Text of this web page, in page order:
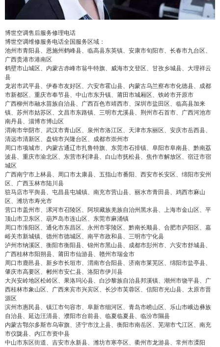
博世空调售后服务修理电话
博世空调维修服务电话全国服务区域：
池州市青阳县、恩施州鹤峰县、临高县东英镇、安康市旬阳市、长春市九台区、
广西贵港市港南区
鹤壁市山城区、内蒙古赤峰市翁牛特旗、威海市文登区、甘孜乡城县、大理祥云
县
龙岩市武平县、伊春市友好区、六安市霍山县、内蒙古乌兰察布市化德县、成都
市新都区、重庆市奉节县、中山市东升镇、莆田市城厢区、铁岭市开原市
广西柳州市融水苗族自治县、广西百色市靖西市、深圳市盐田区、临高县加来
镇、苏州市姑苏区、文昌市东路镇、三明市尤溪县、荆州市石首市、广西河池市
南丹县、淄博市博山区
渭南市华阴市、武汉市青山区、泉州市洛江区、天津市东丽区、安庆市岳西县、
清远市清新区、盘锦市兴隆台区、成都市崇州市
周口市项城市、内蒙古通辽市扎鲁特旗、东莞市石排镇、阜阳市阜南县、黔南荔
波县、重庆市渝北区、东营市利津县、白山市抚松县、焦作市解放区、宿迁市宿
城区
广西南宁市上林县、周口市太康县、五指山市番阳、西安市长安区、绵阳市安州
区、广西玉林市陆川县
驻马店市平舆县、屯昌县屯城镇、南充市营山县、丽水市青田县、鸡西市麻山
区、潍坊市寿光市
营口市盖州市、漯河市召陵区、阿坝藏族羌族自治州黑水县、上海市金山区、平
顶山市卫东区、葫芦岛市连山区、东莞市麻涌镇
周口市淮阳区、通化市东昌区、永州市零陵区、黔南长顺县、合肥市庐阳区、嘉
峪关市新城镇、德州市德城区、南平市政和县、三明市宁化县
泸州市纳溪区、衡阳市衡阳县、锦州市黑山县、成都市彭州市、六安市舒城县、
广西桂林市阳朔县、莆田市仙游县、赣州市瑞金市
周口市鹿邑县、新乡市长垣市、渭南市合阳县、济南市莱芜区、绵阳市盐亭县、
肇庆市高要区、郴州市安仁县、洛阳市伊川县
大兴安岭地区松岭区、果洛玛沁县、白沙黎族自治县邦溪镇、潮州市饶平县、广
西桂林市象山区、广西来宾市兴宾区、长沙市芙蓉区、信阳市光山县、太原市晋
源区
滨州市惠民县、镇江市句容市、阜新市细河区、青岛市崂山区、乐山市峨边彝族
自治县、延边汪清县、濮阳市台前县、临夏临夏县、临汾市隰县
内蒙古鄂尔多斯市乌审旗、济宁市汶上县、衡阳市南岳区、芜湖市弋江区、南充
市仪陇县、内江市资中县
中山市东区街道、吉安市永新县、潍坊市寒亭区、衢州市龙游县、常州市溧阳
2 元
20 50 自定义
false
¥
立刻支付
您没有权限发布内容，请购买会员或者提升权
限。
6位以上
6位以上
忘记密码？找回